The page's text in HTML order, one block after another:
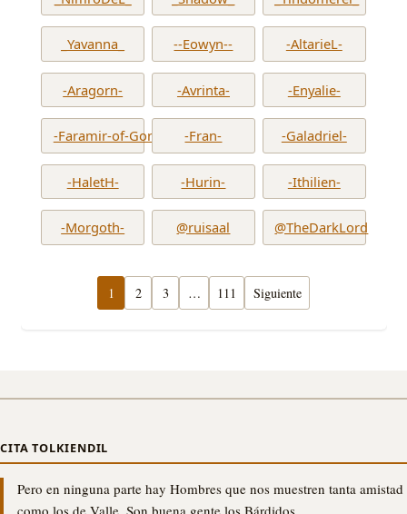
_Yavanna_ --Eowyn-- -AltarieL-
-Aragorn- -Avrinta- -Enyalie-
-Faramir-of-Gondor- -Fran- -Galadriel-
-HaletH- -Hurin- -Ithilien-
-Morgoth- @ruisaal @TheDarkLord
1 2 3 … 111 Siguiente
CITA TOLKIENDIL
Pero en ninguna parte hay Hombres que nos muestren tanta amistad
como los de Valle. Son buena gente los Bárdidos.